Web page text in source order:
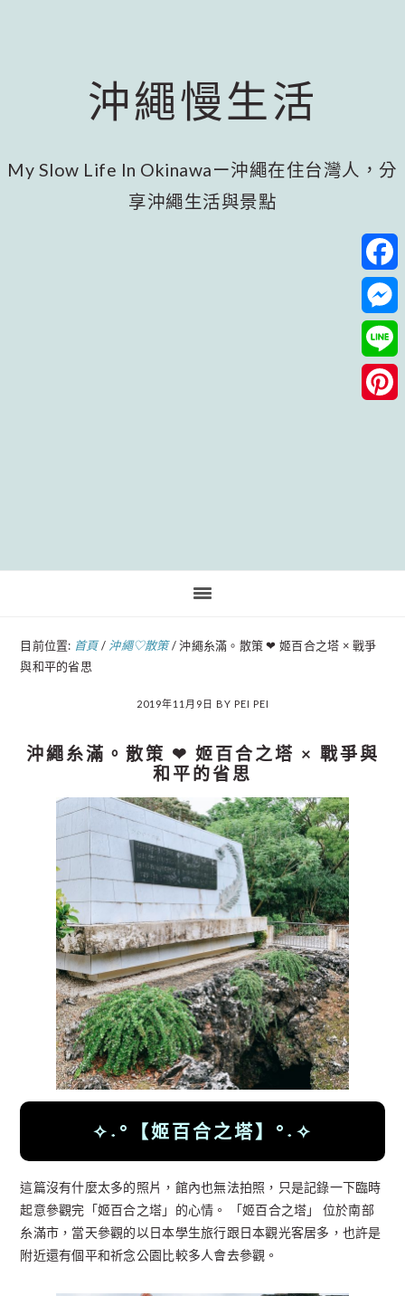
沖繩慢生活
My Slow Life In Okinawaー沖繩在住台灣人，分
享沖繩生活與景點
目前位置: 首頁 / 沖繩♡散策 /沖繩糸滿。散策 ❤︎ 姬百合之塔 × 戰爭
與和平的省思
2019年11月9日 BY PEI PEI
沖繩糸滿。散策 ❤︎ 姬百合之塔 × 戰爭與
和平的省思
✧˖°【姬百合之塔】°˖✧
這篇沒有什麼太多的照片，館內也無法拍照，只是記錄一下臨時
起意參觀完「姬百合之塔」的心情。 「姬百合之塔」 位於南部
糸滿市，當天參觀的以日本學生旅行跟日本觀光客居多，也許是
附近還有個平和祈念公園比較多人會去參觀。
Line